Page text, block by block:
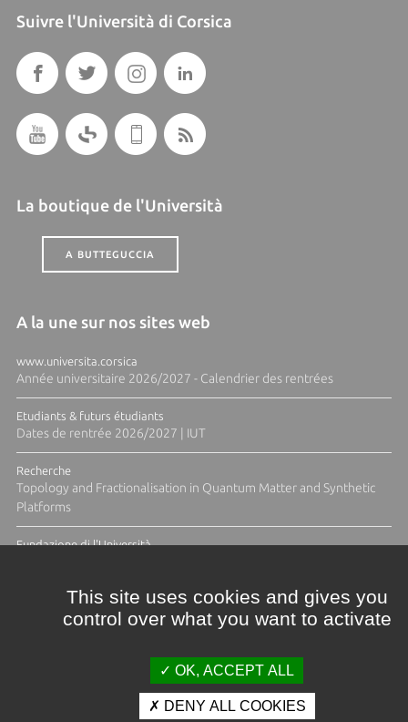
Suivre l'Università di Corsica
La boutique de l'Università
A BUTTEGUCCIA
A la une sur nos sites web
www.universita.corsica
Année universitaire 2026/2027 - Calendrier des rentrées
Etudiants & futurs étudiants
Dates de rentrée 2026/2027 | IUT
Recherche
Topology and Fractionalisation in Quantum Matter and Synthetic
Platforms
Fundazione di l'Università
This site uses cookies and gives you
control over what you want to activate
OK, ACCEPT ALL
DENY ALL COOKIES